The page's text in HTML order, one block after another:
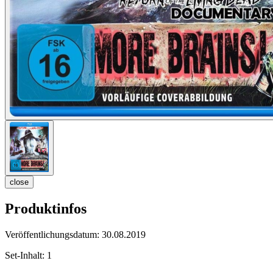
close
Produktinfos
Veröffentlichungsdatum: 30.08.2019
Set-Inhalt: 1